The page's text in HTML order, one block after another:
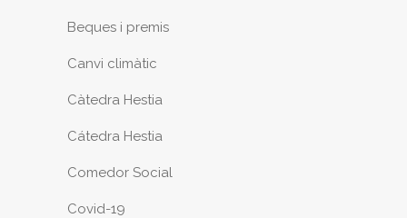
Beques i premis
Canvi climàtic
Càtedra Hestia
Cátedra Hestia
Comedor Social
Covid-19